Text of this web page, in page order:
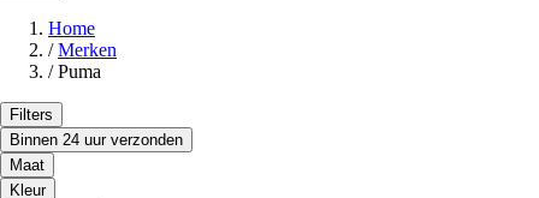
Home
/ Merken
/ Puma
Filters
Binnen 24 uur verzonden
Maat
Kleur